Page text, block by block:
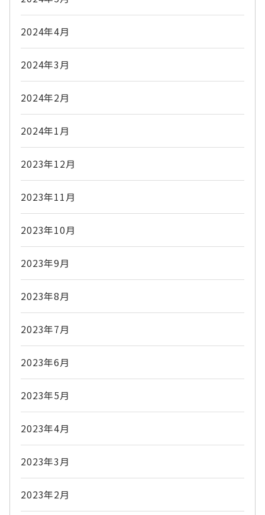
2024年4月
2024年3月
2024年2月
2024年1月
2023年12月
2023年11月
2023年10月
2023年9月
2023年8月
2023年7月
2023年6月
2023年5月
2023年4月
2023年3月
2023年2月